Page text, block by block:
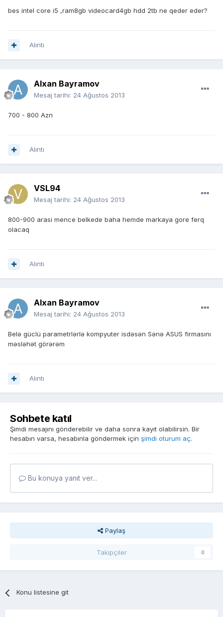
bes intel core i5 ,ram8gb videocard4gb hdd 2tb ne qeder eder?
Alıntı
Alxan Bayramov
Mesaj tarihi: 24 Ağustos 2013
700 - 800 Azn
Alıntı
VSL94
Mesaj tarihi: 24 Ağustos 2013
800-900 arasi mence belkede baha hemde markaya gore ferq
olacaq
Alıntı
Alxan Bayramov
Mesaj tarihi: 24 Ağustos 2013
Belə güclü parametrlərlə kompyuter isdəsən Sənə ASUS firmasını
məsləhət görərəm
Alıntı
Sohbete katıl
Şimdi mesajını gönderebilir ve daha sonra kayıt olabilirsin. Bir
hesabın varsa, hesabınla göndermek için şimdi oturum aç.
Bu konuya yanıt ver...
Paylaş
Takipçiler 0
Konu listesine git